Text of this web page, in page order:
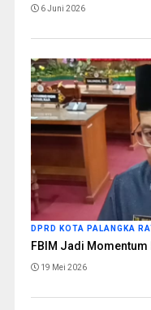
6 Juni 2026
DPRD KOTA PALANGKA
FBIM Jadi
19 Mei 2026